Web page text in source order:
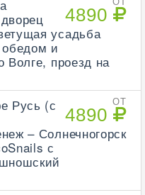
4890
усадьба
и
Волге, проезд на
ОТ
4890
Русь (с
– Солнечногорск
с